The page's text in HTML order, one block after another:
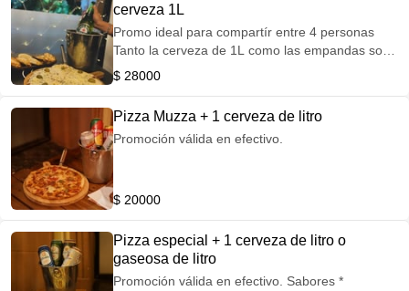
cerveza 1L
Promo ideal para compartír entre 4 personas
Tanto la cerveza de 1L como las empandas son
a eleccion.
$ 28000
Pizza Muzza + 1 cerveza de litro
Promoción válida en efectivo.
$ 20000
Pizza especial + 1 cerveza de litro o
gaseosa de litro
Promoción válida en efectivo. Sabores *